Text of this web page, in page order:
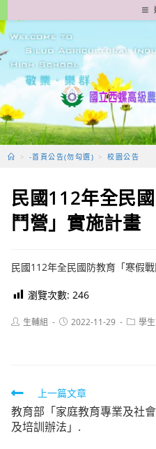
轉
至
要
容
> -首頁公告(勿勾選) > 校園公告
民國112年全民
鬥營」實施計畫
民國112年全民國防教育「寒假
瀏覽次數: 246
Post生輔組
Post2022-11-29
Post學
Read
more
articles
上一篇文章
教育部「家庭教育專業及社
及培訓辦法」.